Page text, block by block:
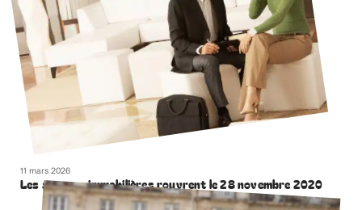
11 mars 2026
Les agences immobilières rouvrent le 28 novembre 2020